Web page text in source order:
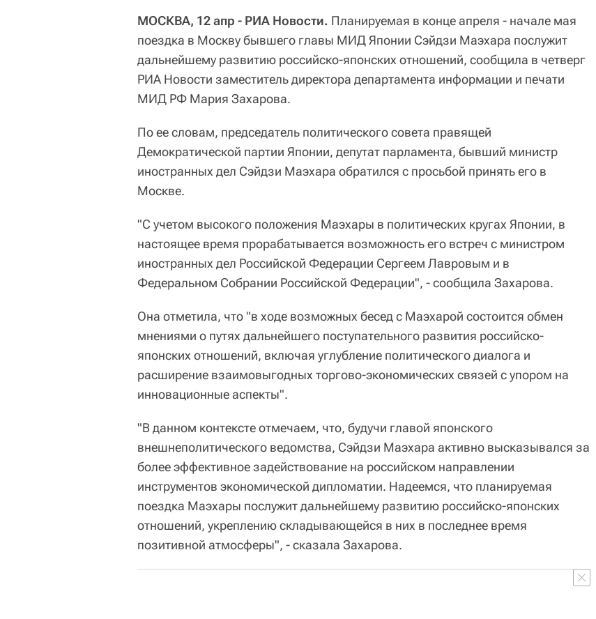
МОСКВА, 12 апр - РИА Новости. Планируемая в конце апреля - начале мая
поездка в Москву бывшего главы МИД Японии Сэйдзи Маэхара послужит
дальнейшему развитию российско-японских отношений, сообщила в четверг
РИА Новости заместитель директора департамента информации и печати
МИД РФ Мария Захарова.
По ее словам, председатель политического совета правящей
Демократической партии Японии, депутат парламента, бывший министр
иностранных дел Сэйдзи Маэхара обратился с просьбой принять его в
Москве.
"С учетом высокого положения Маэхары в политических кругах Японии, в
настоящее время прорабатывается возможность его встреч с министром
иностранных дел Российской Федерации Сергеем Лавровым и в
Федеральном Собрании Российской Федерации", - сообщила Захарова.
Она отметила, что "в ходе возможных бесед с Маэхарой состоится обмен
мнениями о путях дальнейшего поступательного развития российско-
японских отношений, включая углубление политического диалога и
расширение взаимовыгодных торгово-экономических связей с упором на
инновационные аспекты".
"В данном контексте отмечаем, что, будучи главой японского
внешнеполитического ведомства, Сэйдзи Маэхара активно высказывался за
более эффективное задействование на российском направлении
инструментов экономической дипломатии. Надеемся, что планируемая
поездка Маэхары послужит дальнейшему развитию российско-японских
отношений, укреплению складывающейся в них в последнее время
позитивной атмосферы", - сказала Захарова.